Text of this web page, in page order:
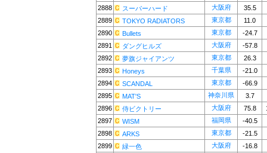
2888
スーパーハード 大阪府
35.5
2889
TOKYO RADIATORS 東京都
11.0
2890
Bullets 東京都
-24.7
2891
ダングヒルズ 大阪府
-57.8
2892
夢旗ジャイアンツ 東京都
26.3
2893
Honeys 千葉県
-21.0
2894
SCANDAL 東京都
-66.9
2895
MAT'S 神奈川県
3.7
2896
侍ビクトリー 大阪府 75.8
2897
WISM 福岡県
-40.5
2898
ARKS 東京都
-21.5
2899
緑一色 大阪府 -16.8